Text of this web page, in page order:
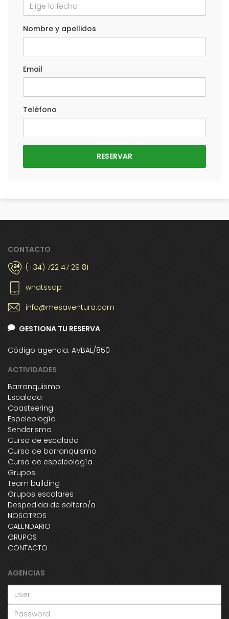
Nombre y apellidos
Email
Teléfono
CONTACTO
(+34) 722 47 29 81
whatssap
info@mesaventura.com
GESTIONA TU RESERVA
Código agencia: AVBAL/850
ACTIVIDADES
Barranquismo
Escalada
Coasteering
Espeleología
Senderismo
Curso de escalada
Curso de barranquismo
Curso de espeleología
Grupos
Team building
Grupos escolares
Despedida de soltero/a
NOSOTROS
CALENDARIO
GRUPOS
CONTACTO
AGENCIAS